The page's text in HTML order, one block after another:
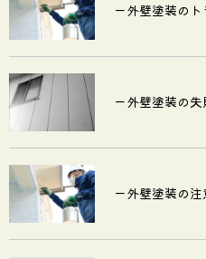
ー外壁塗装の
ー外壁塗装の
ー外壁塗装の